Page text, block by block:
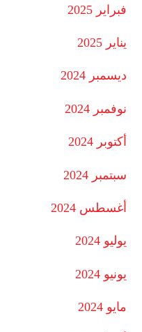
فبراير 2025
يناير 2025
ديسمبر 2024
نوفمبر 2024
أكتوبر 2024
سبتمبر 2024
أغسطس 2024
يوليو 2024
يونيو 2024
مايو 2024